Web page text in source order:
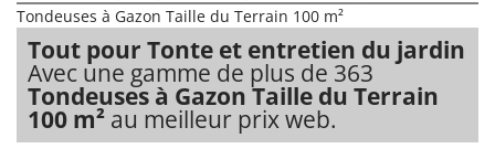
Tondeuses à Gazon Taille du Terrain 100 m²
Tout pour Tonte et entretien du jardin
Avec une gamme de plus de 363
Tondeuses à Gazon Taille du Terrain
100 m² au meilleur prix web.